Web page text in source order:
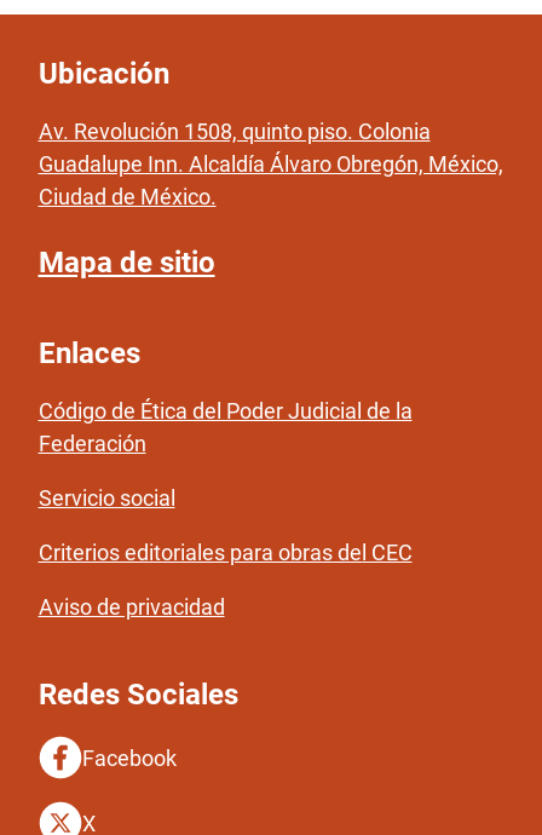
Ubicación
Av. Revolución 1508, quinto piso. Colonia
Guadalupe Inn. Alcaldía Álvaro Obregón, México,
Ciudad de México.
Mapa de sitio
Enlaces
Código de Ética del Poder Judicial de la
Federación
Servicio social
Criterios editoriales para obras del CEC
Aviso de privacidad
Redes Sociales
Facebook
X